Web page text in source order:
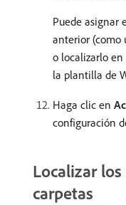
Puede asignar
anterior (como
o localizarlo
la plantilla de
Haga clic en
configuración
Localizar
carpetas